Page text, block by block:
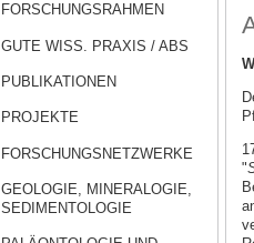
FORSCHUNGSRAHMEN
GUTE WISS. PRAXIS / ABS
PUBLIKATIONEN
PROJEKTE
FORSCHUNGSNETZWERKE
GEOLOGIE, MINERALOGIE,
SEDIMENTOLOGIE
"